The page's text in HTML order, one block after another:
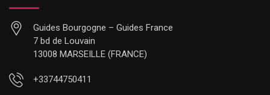
Guides Bourgogne – Guides France
7 bd de Louvain
13008 MARSEILLE (FRANCE)
+33744750411